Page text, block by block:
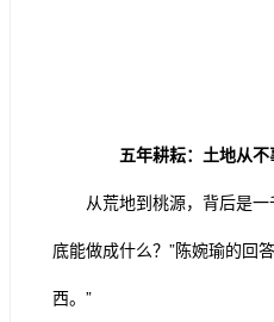
五年耕耘：土地从
从荒地到桃源，背后是
底能做成什么？”陈婉瑜的回
西。”